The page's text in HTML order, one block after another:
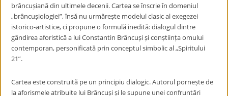
brâncușiană din ultimele decenii. Cartea se înscrie în domeniul
„brâncușiologiei”, însă nu urmărește modelul clasic al exegezei
istorico-artistice, ci propune o formulă inedită: dialogul dintre
gândirea aforistică a lui Constantin Brâncuși și conștiința omului
contemporan, personificată prin conceptul simbolic al „Spiritului
21”.
Cartea este construită pe un principiu dialogic. Autorul pornește de
la aforismele atribuite lui Brâncuși și le supune unei confruntări